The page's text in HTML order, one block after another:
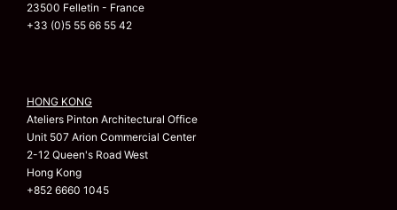
23500 Felletin - France
+33 (0)5 55 66 55 42
HONG KONG
Ateliers Pinton Architectural Office
Unit 507 Arion Commercial Center
2-12 Queen's Road West
Hong Kong
+852 6660 1045